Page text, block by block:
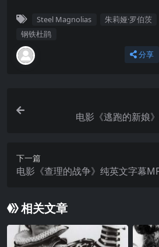
Steel Magnolias 朱莉娅·罗伯茨
钢铁杜鹃
分享
电影《逃跑的新娘
下一篇
电影《查理的战争》纯英文字幕
相关文章